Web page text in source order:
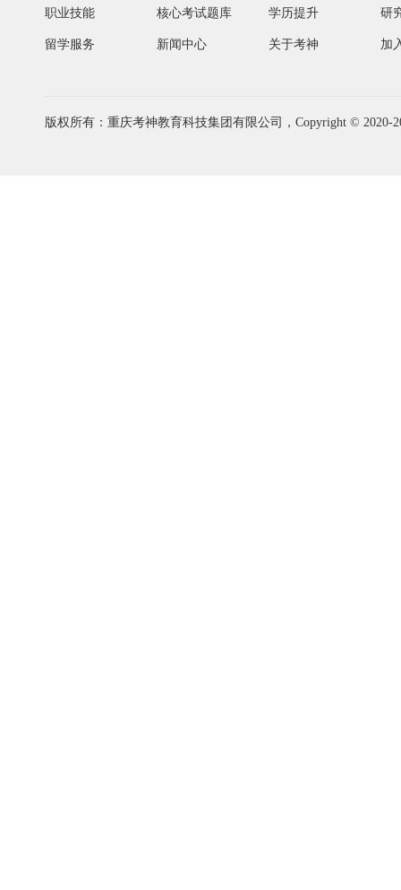
职业技能 核心考试题库 学历提升 研
留学服务 新闻中心 关于考神 加
版权所有：重庆考神教育科技集团有限公司，Copyright © 2020-